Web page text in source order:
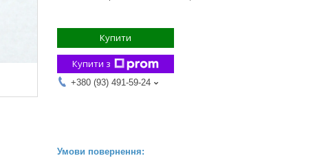
Купити
Купити з
+380 (93) 491-59-24